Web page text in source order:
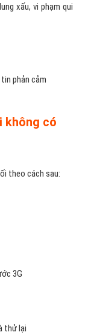
xấu, vi phạm qui
phản cảm
không có
theo cách sau:
3G
thử lại